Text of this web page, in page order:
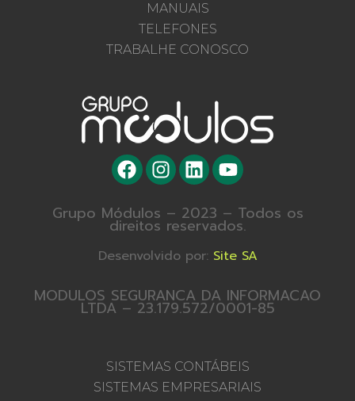
MANUAIS
TELEFONES
TRABALHE CONOSCO
Grupo Módulos – 2023 – Todos os
direitos reservados.
Desenvolvido por: Site SA
MODULOS SEGURANCA DA INFORMACAO
LTDA – 23.179.572/0001-85
SISTEMAS CONTÁBEIS
SISTEMAS EMPRESARIAIS